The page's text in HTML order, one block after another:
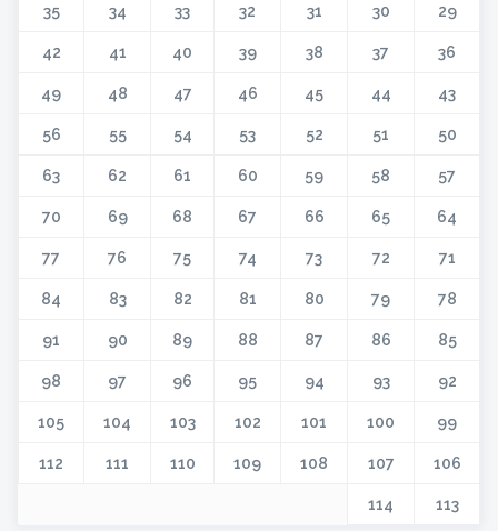
29
30
31
32
33
34
35
36
37
38
39
40
41
42
43
44
45
46
47
48
49
50
51
52
53
54
55
56
57
58
59
60
61
62
63
64
65
66
67
68
69
70
71
72
73
74
75
76
77
78
79
80
81
82
83
84
85
86
87
88
89
90
91
92
93
94
95
96
97
98
99
100
101
102
103
104
105
106
107
108
109
110
111
112
113
114